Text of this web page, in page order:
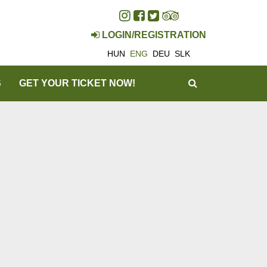
LOGIN/REGISTRATION
HUN ENG DEU SLK
GET YOUR TICKET NOW!